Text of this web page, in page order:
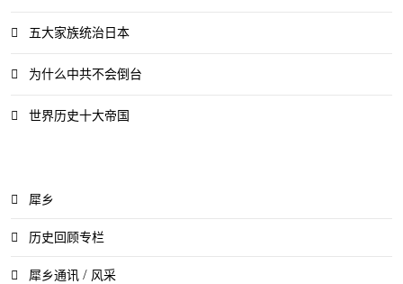
五大家族统治日本
为什么中共不会倒台
世界历史十大帝国
犀乡
历史回顾专栏
犀乡通讯 / 风采